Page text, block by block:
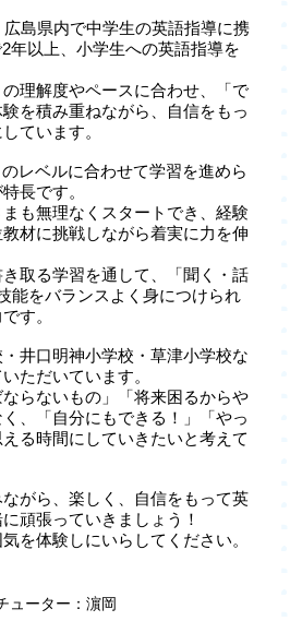
島県内で中学生の英語指導に携
年以上、小学生への英語指導を
理解度やペースに合わせ、「で
を積み重ねながら、自信をもっ
ています。
レベルに合わせて学習を進めら
長です。
も無理なくスタートでき、経験
材に挑戦しながら着実に力を伸
取る学習を通して、「聞く・話
能をバランスよく身につけられ
す。
井口明神小学校・草津小学校な
ただいています。
らないもの」「将来困るからや
、「自分にもできる！」「やっ
る時間にしていきたいと考えて
がら、楽しく、自信をもって英
頑張っていきましょう！
を体験しにいらしてください。
ューター：濵岡